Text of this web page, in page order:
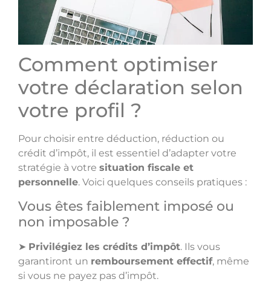
Comment optimiser
votre déclaration selon
votre profil ?
Pour choisir entre déduction, réduction ou
crédit d’impôt, il est essentiel d’adapter votre
stratégie à votre situation fiscale et
personnelle. Voici quelques conseils pratiques :
Vous êtes faiblement imposé ou
non imposable ?
➤ Privilégiez les crédits d’impôt. Ils vous
garantiront un remboursement effectif, même
si vous ne payez pas d’impôt.